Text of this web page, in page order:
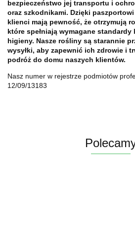
bezpieczeństwo jej transportu i
oraz szkodnikami. Dzięki
klienci mają pewność, że otrzymują
które spełniają wymagane standardy
higieny. Nasze rośliny są starannie
wysyłki, aby zapewnić ich zdrowie i
podróż do domu naszych klientów.
Nasz numer w rejestrze podmiotów
12/09/13183